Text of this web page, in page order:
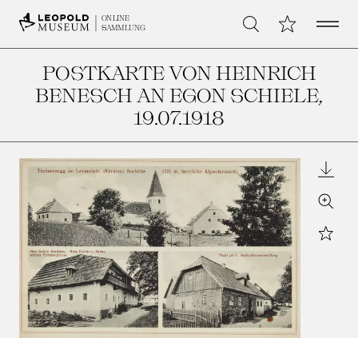
ONLINE
SAMMLUNG
Suche Meine Open
POSTKARTE VON HEINRICH
BENESCH AN EGON SCHIELE,
19.07.1918
Zoom
Star